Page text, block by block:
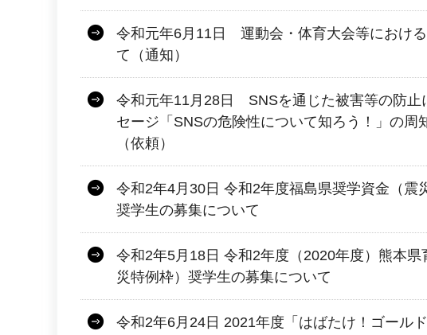
令和元年6月11日 運動会・体育大会等におけ
て（通知）
令和元年11月28日 SNSを通じた被害等の防止
セージ「SNSの危険性について知ろう！」の周
（依頼）
令和2年4月30日 令和2年度福島県奨学資金（震
奨学生の募集について
令和2年5月18日 令和2年度（2020年度）熊本県
災特例枠）奨学生の募集について
令和2年6月24日 2021年度「はばたけ！ゴール